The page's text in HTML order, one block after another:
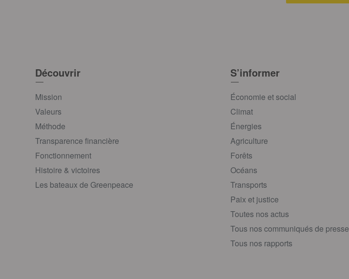
Découvrir
Mission
Valeurs
Méthode
Transparence financière
Fonctionnement
Histoire & victoires
Les bateaux de Greenpeace
S’informer
Économie et social
Climat
Énergies
Agriculture
Forêts
Océans
Transports
Paix et justice
Toutes nos actus
Tous nos communiqués de presse
Tous nos rapports